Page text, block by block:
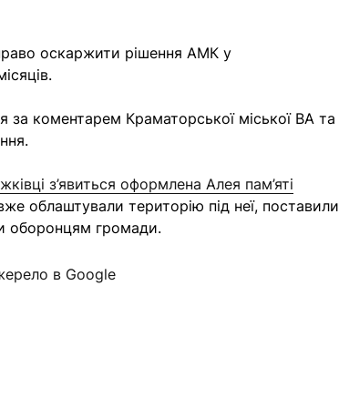
оскаржити рішення АМК у
за коментарем Краматорської міської ВА та
з’явиться оформлена Алея пам’яті
облаштували територію під неї, поставили
оборонцям громади.
в Google